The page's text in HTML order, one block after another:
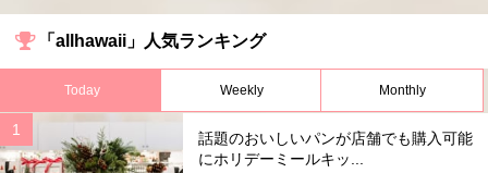
「allhawaii」人気ランキング
Today Weekly Monthly
話題のおいしいパンが店舗でも購入可能
にホリデーミールキッ...